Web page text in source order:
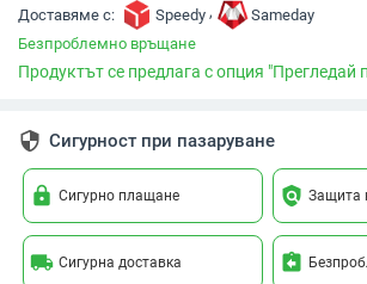
Доставяме с: Speedy ,
Sameday
Безпроблемно връщане
Продуктът се предлага с опция "Прегледай
security Сигурност при пазаруване
lock Сигурно плащане policy Защита
local_shipping Сигурна доставка assignment_return